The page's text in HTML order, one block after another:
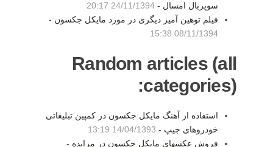
سوپربال امسال - 24/11/1394 20:17
فیلم توهین آمیز دیگری در مورد مایکل جکسون -
08/11/1394 15:38
Random articles (all
categories):
استفاده از آهنگ مایکل جکسون در کمپین تبلیغاتی
خودروهای جیپ - 14/04/1393 13:19
فروش عکسهای مایکل جکسون در مزایده -